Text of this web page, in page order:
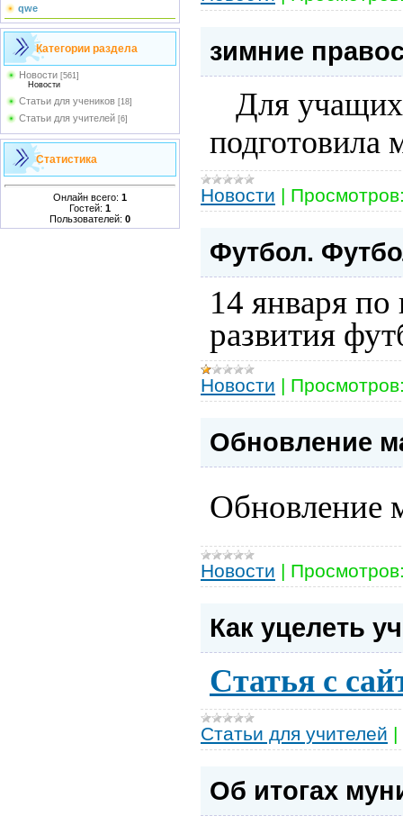
qwe
Категории раздела
Новости [561]
Новости
Статьи для учеников [18]
Статьи для учителей [6]
Статистика
Онлайн всего: 1
Гостей: 1
Пользователей: 0
зимние
Для
подготовила
Новости |
Футбол.
14 января
развития
Новости |
Обновление
Обновление
Новости |
Как уцелеть
Статья с
Статьи для учителей |
Об итогах